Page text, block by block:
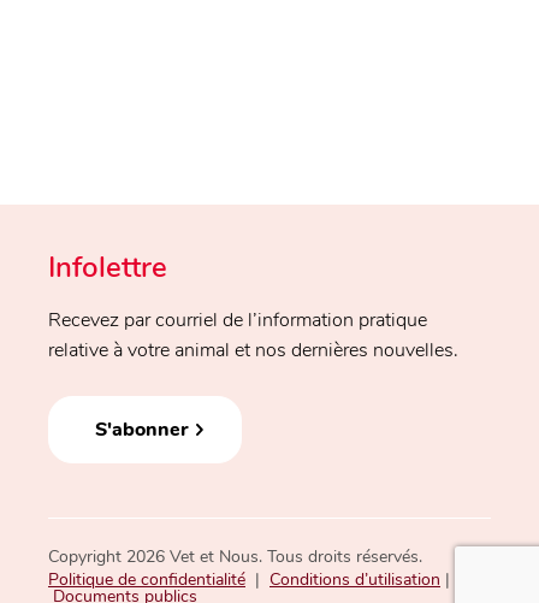
Infolettre
Recevez par courriel de l’information pratique
relative à votre animal et nos dernières nouvelles.
S'abonner
Copyright 2026 Vet et Nous. Tous droits réservés.
Politique de confidentialité | Conditions d’utilisation |
Documents publics